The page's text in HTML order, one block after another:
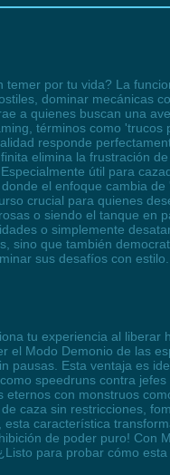
por tu vida? La
dominar mecánicas
a quienes buscan una
términos como
responde
elimina la frustración
útil para
el enfoque cambia
crucial para quienes
o siendo el tanque en
o simplemente
que también
sus desafíos con estilo.
tu experiencia al
Modo Demonio de las
Esta ventaja es
speedruns contra
con monstruos
caza sin restricciones,
característica
de poder puro! Con
para probar cómo